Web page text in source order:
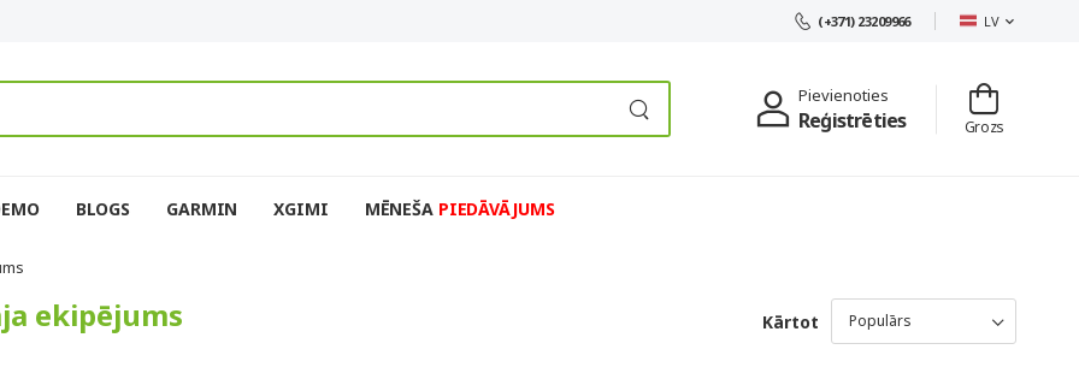
(+371) 23209966 LV
Pievienoties
Reģistrēties Grozs
BLOGS GARMIN XGIMI MĒNEŠA PIEDĀVĀJUMS
ekipējums Kārtot